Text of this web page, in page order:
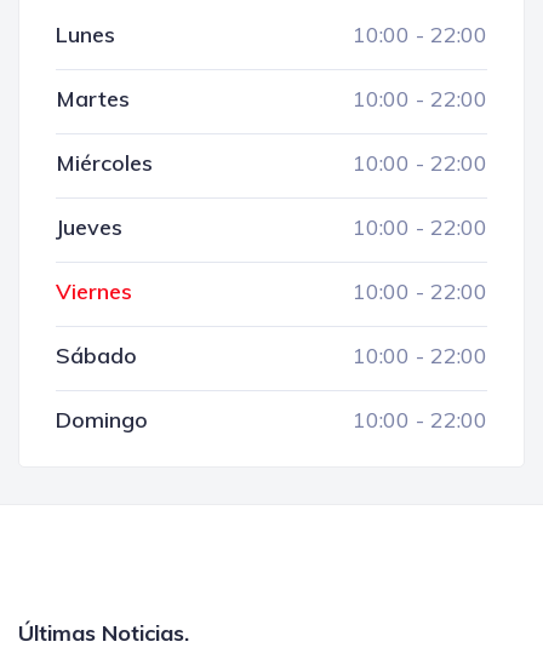
Lunes 10:00 - 22:00
Martes 10:00 - 22:00
Miércoles 10:00 - 22:00
Jueves 10:00 - 22:00
Viernes 10:00 - 22:00
Sábado 10:00 - 22:00
Domingo 10:00 - 22:00
Últimas Noticias.